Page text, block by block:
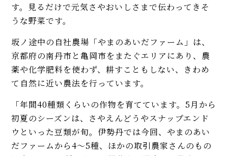
す。見るだけで元気さやおいしさまで伝わってきそ
うな野菜です。
坂ノ途中の自社農場「やまのあいだファーム」は、
京都府の南丹市と亀岡市をまたぐエリアにあり、農
薬や化学肥料を使わず、耕すこともしない、きわめ
て自然に近い農法を行っています。
「年間40種類くらいの作物を育てています。5月から
初夏のシーズンは、さやえんどうやスナップエンド
ウといった豆類が旬。伊勢丹では今回、やまのあい
だファームから4～5種、ほかの取引農家さんのもの